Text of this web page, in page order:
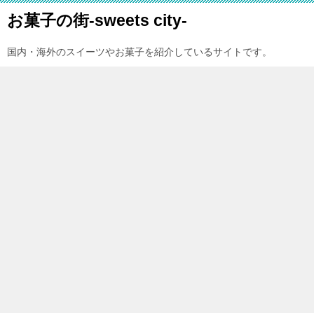
お菓子の街-sweets city-
国内・海外のスイーツやお菓子を紹介しているサイトです。